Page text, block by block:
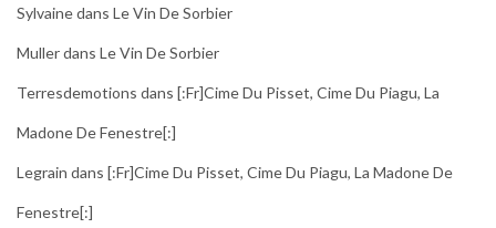
Sylvainedans Le Vin De Sorbier
Mullerdans Le Vin De Sorbier
Terresdemotions dans [:fr]Cime Du Pisset, Cime Du Piagu, La
Madone De Fenestre[:]
Legrain dans [:fr]Cime Du Pisset, Cime Du Piagu, La Madone De
Fenestre[:]